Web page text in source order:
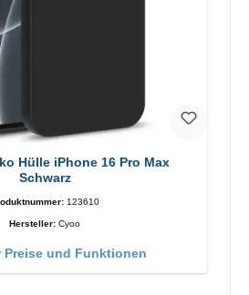
Hülle iPhone 16 Pro Max
Schwarz
123610
Hersteller: Cyoo
Preise und Funktionen